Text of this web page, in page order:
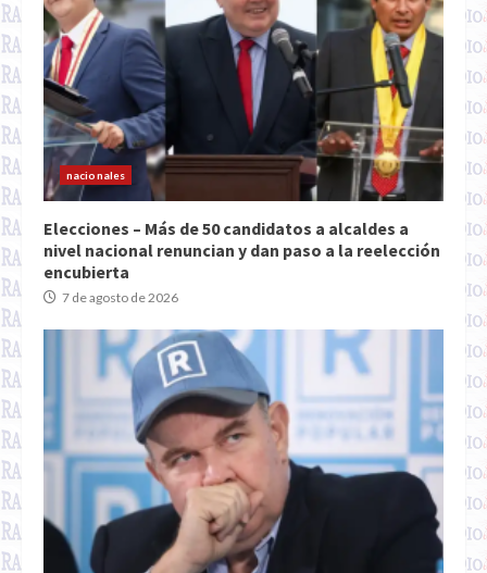
nacionales
Elecciones – Más de 50 candidatos a alcaldes a
nivel nacional renuncian y dan paso a la reelección
encubierta
7 de agosto de 2026